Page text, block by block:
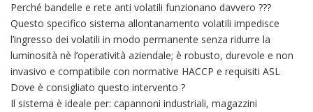
Perché bandelle e rete anti volatili funzionano davvero ???
Questo specifico sistema allontanamento volatili impedisce
l’ingresso dei volatili in modo permanente senza ridurre la
luminosità nè l’operatività aziendale; è robusto, durevole e non
invasivo e compatibile con normative HACCP e requisiti ASL
Dove è consigliato questo intervento ?
Il sistema è ideale per: capannoni industriali, magazzini